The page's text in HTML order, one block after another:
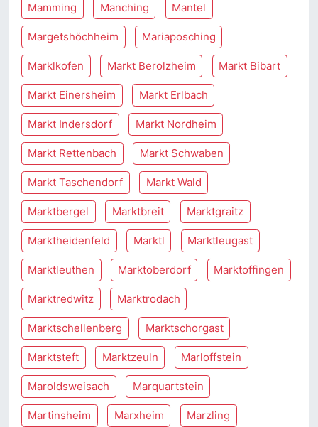
Mamming Manching Mantel
Margetshöchheim Mariaposching
Marklkofen Markt Berolzheim Markt Bibart
Markt Einersheim Markt Erlbach
Markt Indersdorf Markt Nordheim
Markt Rettenbach Markt Schwaben
Markt Taschendorf Markt Wald
Marktbergel Marktbreit Marktgraitz
Marktheidenfeld Marktl Marktleugast
Marktleuthen Marktoberdorf Marktoffingen
Marktredwitz Marktrodach
Marktschellenberg Marktschorgast
Marktsteft Marktzeuln Marloffstein
Maroldsweisach Marquartstein
Martinsheim Marxheim Marzling